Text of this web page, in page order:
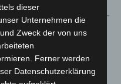
der Begegnung“ in
schnell eingedämmt
dieser
Unternehmen die
Zweck der von uns
Ferner werden
Datenschutzerklärung